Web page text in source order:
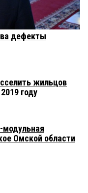
дефекты
жильцов
году
модульная
Омской области